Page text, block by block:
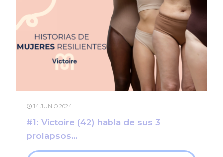
14 JUNIO 2024
#1: Victoire (42) habla de sus 3
prolapsos…